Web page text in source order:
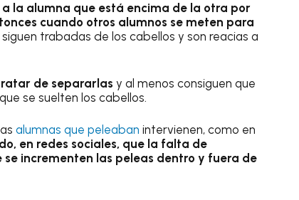
la alumna que está encima de la otra por
cuando otros alumnos se meten para
trabadas de los cabellos y son reacias a
de separarlas y al menos consiguen que
se suelten los cabellos.
alumnas que peleaban intervienen, como en
en redes sociales, que la falta de
incrementen las peleas dentro y fuera de